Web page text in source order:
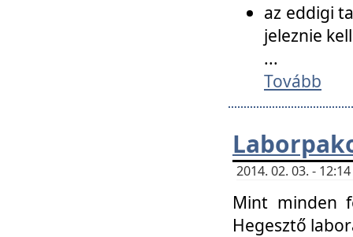
az eddigi
jeleznie
...
Tovább
2014. 02. 03. -
Mint minden
Hegesztő